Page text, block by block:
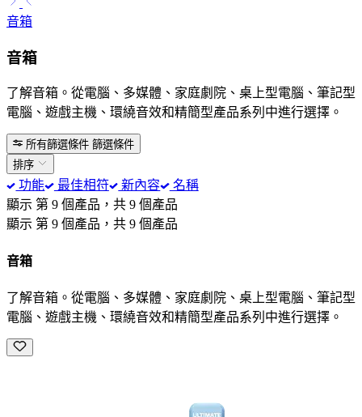
音箱
音箱
了解音箱。從電腦、多媒體、家庭劇院、桌上型電腦、筆記型
電腦、遊戲主機、環繞音效和精簡型產品系列中進行選擇。
所有篩選條件 篩選條件
排序
功能 最佳相符 新內容
名稱
顯示 第 9 個產品，共 9 個產品
顯示 第 9 個產品，共 9 個產品
音箱
了解音箱。從電腦、多媒體、家庭劇院、桌上型電腦、筆記型
電腦、遊戲主機、環繞音效和精簡型產品系列中進行選擇。